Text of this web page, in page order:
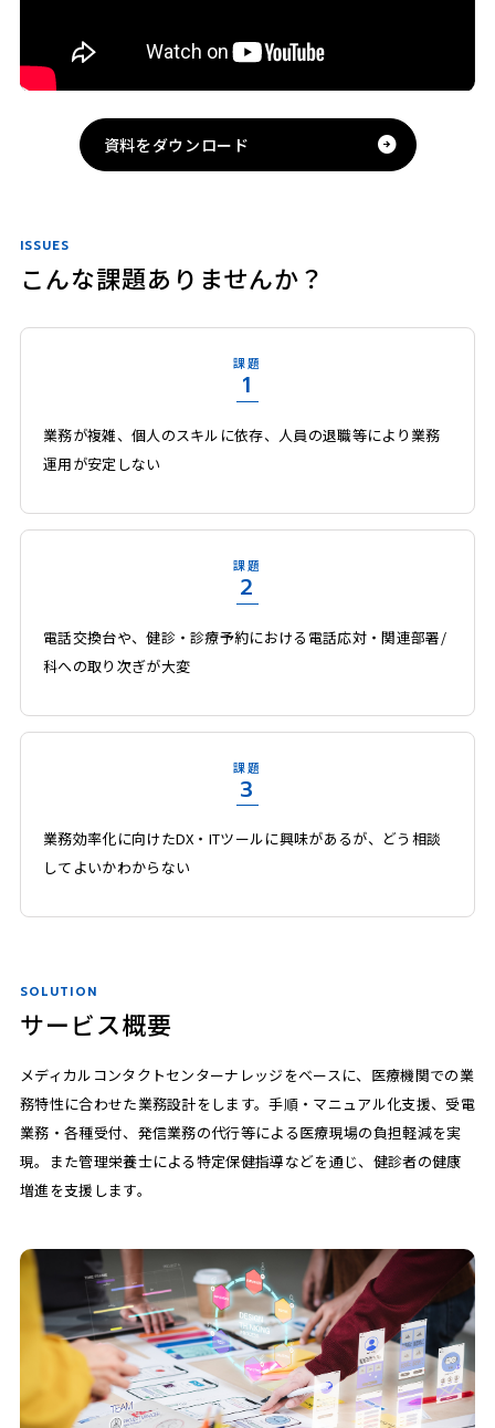
資料をダウンロード
ISSUES
こんな課題ありませんか？
課題
1
業務が複雑、個人のスキルに依存、人員の退職等により業務
運用が安定しない
課題
2
電話交換台や、健診・診療予約における電話応対・関連部署/
科への取り次ぎが大変
課題
3
業務効率化に向けたDX・ITツールに興味があるが、どう相談
してよいかわからない
SOLUTION
サービス概要
メディカルコンタクトセンターナレッジをベースに、医療機関での業
務特性に合わせた業務設計をします。手順・マニュアル化支援、受電
業務・各種受付、発信業務の代行等による医療現場の負担軽減を実
現。また管理栄養士による特定保健指導などを通じ、健診者の健康
増進を支援します。